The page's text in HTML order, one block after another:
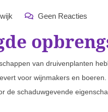
Geen Reacties
van druivenplanten
voor wijnmakers en
de schaduwgevende